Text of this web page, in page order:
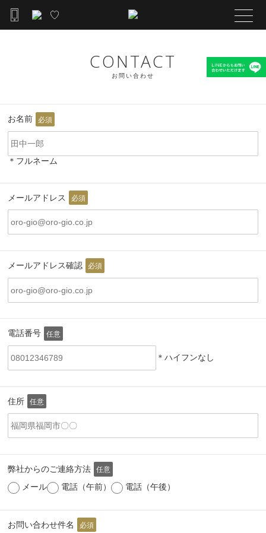
CONTACT
お問い合わせ
お名前 必須
＊フルネーム
メールアドレス 必須
メールアドレス確認 必須
電話番号 任意
＊ハイフンなし
住所 任意
弊社からのご連絡方法 任意
メール 電話（午前） 電話（午後）
お問い合わせ件名 必須